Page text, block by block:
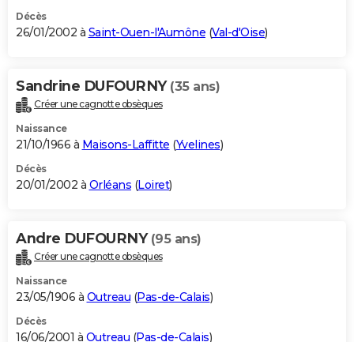
Décès
26/01/2002 à Saint-Ouen-l'Aumône (Val-d'Oise)
Sandrine DUFOURNY (35 ans)
Créer une cagnotte obsèques
Naissance
21/10/1966 à Maisons-Laffitte (Yvelines)
Décès
20/01/2002 à Orléans (Loiret)
Andre DUFOURNY (95 ans)
Créer une cagnotte obsèques
Naissance
23/05/1906 à Outreau (Pas-de-Calais)
Décès
16/06/2001 à Outreau (Pas-de-Calais)